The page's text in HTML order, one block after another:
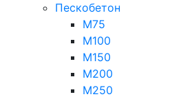
Пескобетон
М75
М100
М150
М200
М250